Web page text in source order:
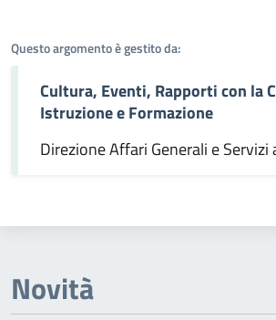
Questo argomento è gestito da:
Cultura, Eventi, Rapporti con la
Istruzione e Formazione
Direzione Affari Generali e Servizi
Novità